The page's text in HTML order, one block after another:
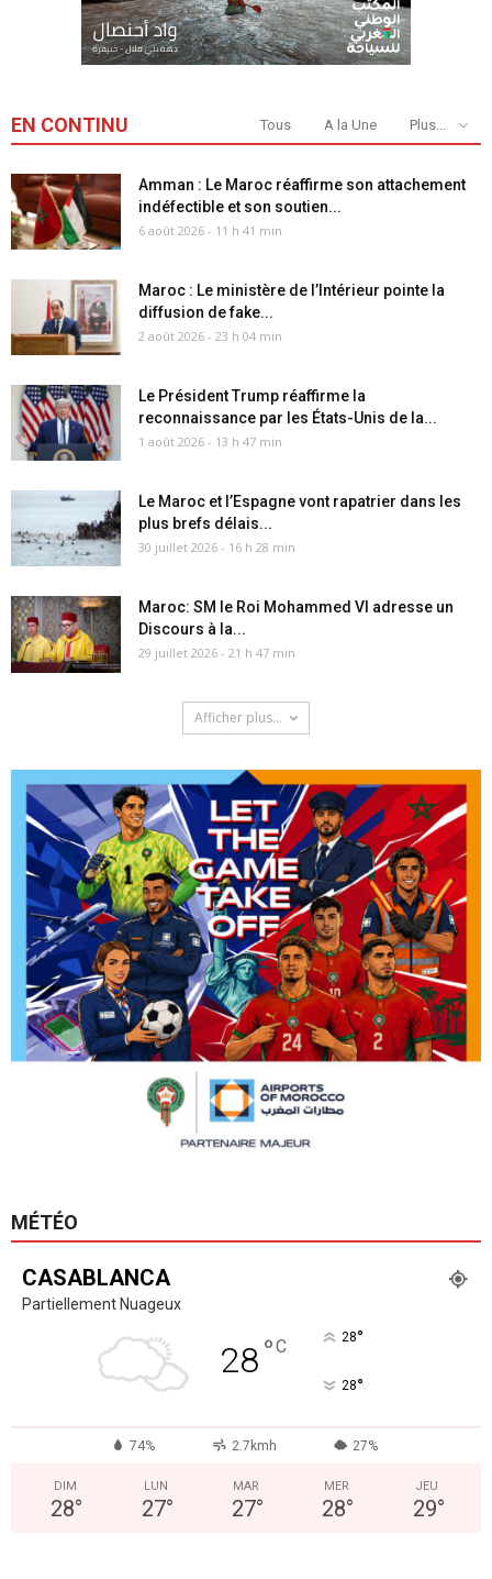
EN CONTINU Tous A la Une Plus...
Amman : Le Maroc réaffirme son attachement
indéfectible et son soutien...
6 août 2026 - 11 h 41 min
Maroc : Le ministère de l’Intérieur pointe la
diffusion de fake...
2 août 2026 - 23 h 04 min
Le Président Trump réaffirme la
reconnaissance par les États-Unis de la...
1 août 2026 - 13 h 47 min
Le Maroc et l’Espagne vont rapatrier dans les
plus brefs délais...
30 juillet 2026 - 16 h 28 min
Maroc: SM le Roi Mohammed VI adresse un
Discours à la...
29 juillet 2026 - 21 h 47 min
Afficher plus...
MÉTÉO
CASABLANCA
Partiellement Nuageux
28°C 28°
28°
74% 2.7kmh 27%
DIM
28°
LUN
27°
MAR
27°
MER
28°
JEU
29°